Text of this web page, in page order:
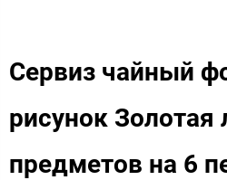
Сервиз чайный
рисунок Золотая
предметов на 6